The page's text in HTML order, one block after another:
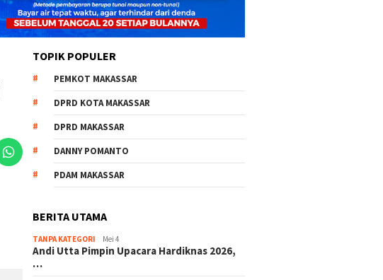
TOPIK POPULER
PEMKOT MAKASSAR
DPRD KOTA MAKASSAR
DPRD MAKASSAR
DANNY POMANTO
PDAM MAKASSAR
BERITA UTAMA
TANPA KATEGORI Mei 4
Andi Utta Pimpin Upacara Hardiknas 2026,
…